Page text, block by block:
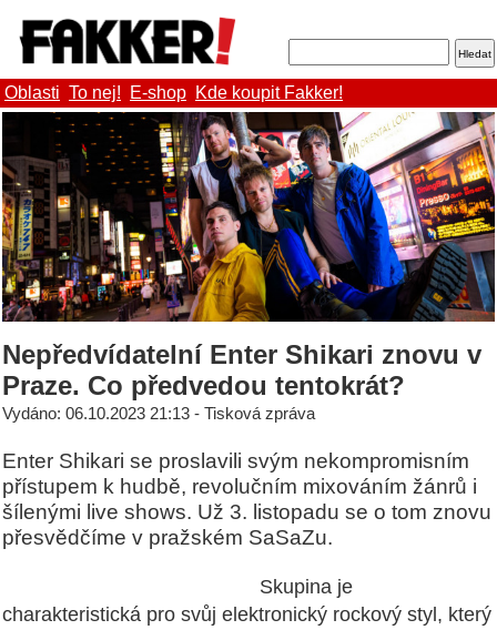
Oblasti To nej! E-shop Kde koupit Fakker!
Nepředvídatelní Enter Shikari znovu v
Praze. Co předvedou tentokrát?
Vydáno: 06.10.2023 21:13 - Tisková zpráva
Enter Shikari se proslavili svým nekompromisním
přístupem k hudbě, revolučním mixováním žánrů i
šílenými live shows. Už 3. listopadu se o tom znovu
přesvědčíme v pražském SaSaZu.
Skupina je
charakteristická pro svůj elektronický rockový styl, který